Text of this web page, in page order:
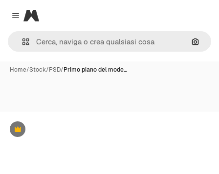
Close menu
Magnific
Cerca
Home/Stock/PSD/Primo piano del mode…
Premium